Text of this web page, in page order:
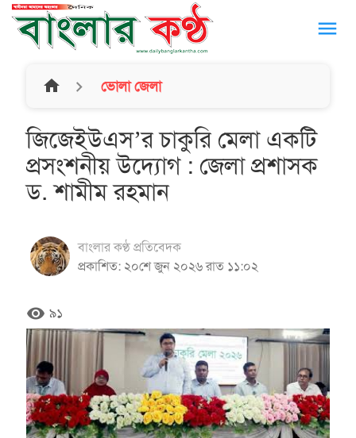
menu
home ভোলা জেলা
জিজেইউএস’র চাকুরি মেলা একটি
প্রসংশনীয় উদ্যোগ : জেলা প্রশাসক
ড. শামীম রহমান
বাংলার কণ্ঠ প্রতিবেদক
প্রকাশিত: ২০শে জুন ২০২৬ রাত ১১:০২
remove_red_eye ৯১